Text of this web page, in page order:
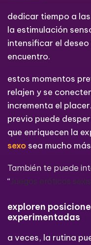
dedicar tiempo a
la estimulación
intensificar el
encuentro.
estos momentos
relajen y se
incrementa el
previo puede
que enriquecen la
sexo sea mucho
También te puede
“Juegos eróticos
exploren
experimentadas
a veces, la rutina